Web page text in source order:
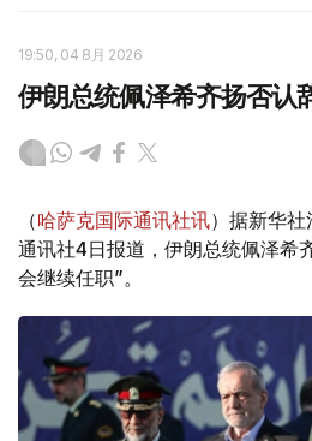
19:50, 04 8月 2026
伊朗总统佩泽希齐扬否认
（哈萨克国际通讯社讯）据新华
通讯社4日报道，伊朗总统佩泽希
会继续任职”。